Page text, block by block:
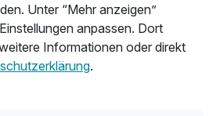
Unter “Mehr anzeigen”
anpassen. Dort
Informationen oder direkt
.